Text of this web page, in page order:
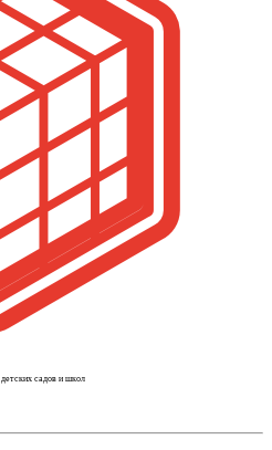
детских садов и школ